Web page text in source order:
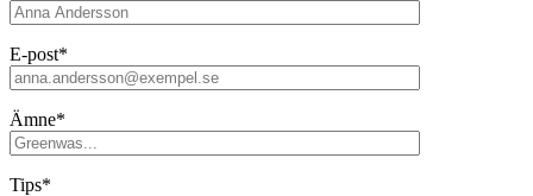
E-post*
Ämne*
Tips*